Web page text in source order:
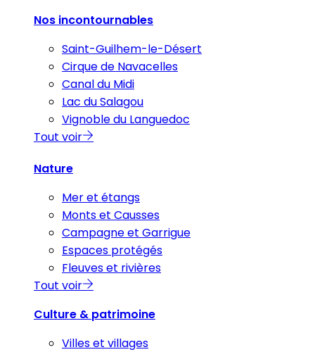
Nos incontournables
Saint-Guilhem-le-Désert
Cirque de Navacelles
Canal du Midi
Lac du Salagou
Vignoble du Languedoc
Tout voir
Nature
Mer et étangs
Monts et Causses
Campagne et Garrigue
Espaces protégés
Fleuves et rivières
Tout voir
Culture & patrimoine
Villes et villages